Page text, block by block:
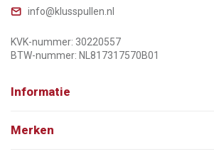
info@klusspullen.nl
KVK-nummer: 30220557
BTW-nummer: NL817317570B01
Informatie
Merken